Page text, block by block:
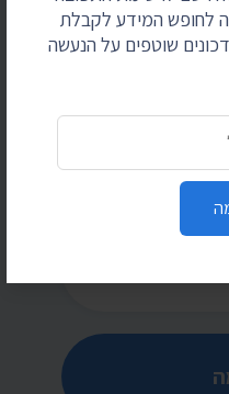
לחופש המידע לקבלת
שוטפים על הנעשה
ועדכונים
של התנועה
שוטפים על